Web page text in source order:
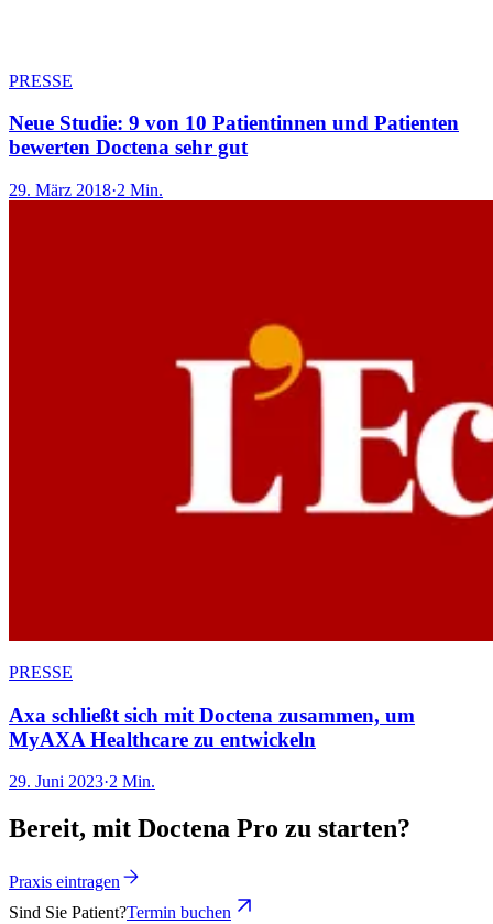
PRESSE
Neue Studie: 9 von 10 Patientinnen und Patienten
bewerten Doctena sehr gut
29. März 2018·2 Min.
PRESSE
Axa schließt sich mit Doctena zusammen, um
MyAXA Healthcare zu entwickeln
29. Juni 2023·2 Min.
Bereit, mit Doctena Pro zu starten?
Praxis eintragen
Sind Sie Patient?Termin buchen